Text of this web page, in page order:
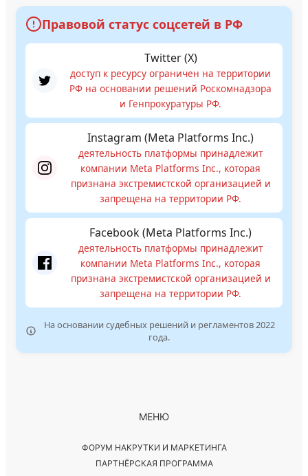
Правовой статус соцсетей в РФ
Twitter (X)
доступ к ресурсу ограничен на территории
РФ на основании решений Роскомнадзора
и Генпрокуратуры РФ.
Instagram (Meta Platforms Inc.)
деятельность платформы принадлежит
компании Meta Platforms Inc., которая
признана экстремистской организацией и
запрещена на территории РФ.
Facebook (Meta Platforms Inc.)
деятельность платформы принадлежит
компании Meta Platforms Inc., которая
признана экстремистской организацией и
запрещена на территории РФ.
На основании судебных решений и регламентов 2022
года.
МЕНЮ
ФОРУМ НАКРУТКИ И МАРКЕТИНГА
ПАРТНЁРСКАЯ ПРОГРАММА